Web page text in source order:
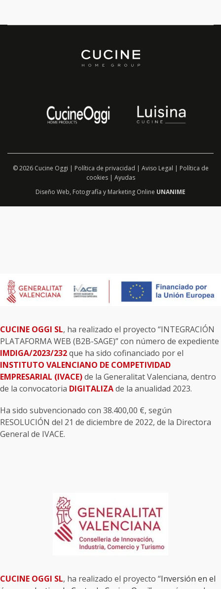
© 2026 Cucine Oggi | Política de privacidad | Aviso Legal | Política de
cookies| Ayudas
Diseño Web, Fotografía y Marketing Online UNANIME
CUCINE OGGI SL, ha realizado el proyecto “INTEGRACIÓN
PLATAFORMA WEB (B2B-SAGE)” con número de expediente
IMDIGA/2023/232que ha sido cofinanciado por el
INSTITUTO VALENCIANO DE COMPETIVIDAD
EMPRESARIAL (IVACE)de la Generalitat Valenciana, dentro
de la convocatoria DIGITALIZAde la anualidad 2023.
Ha sido subvencionado con 38.400,00 €, según
RESOLUCIÓN del 21 de diciembre de 2022, de la Directora
General de IVACE.
CUCINE OGGI SL, ha realizado el proyecto “Inversión en el